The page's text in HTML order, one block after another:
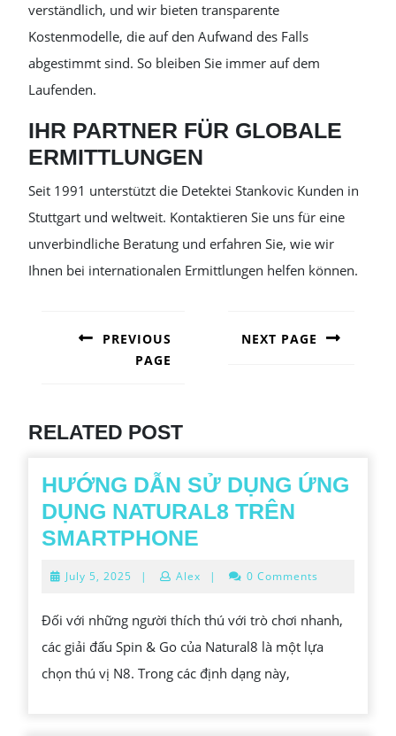
verständlich, und wir bieten transparente
Kostenmodelle, die auf den Aufwand des Falls
abgestimmt sind. So bleiben Sie immer auf dem
Laufenden.
IHR PARTNER FÜR GLOBALE
ERMITTLUNGEN
Seit 1991 unterstützt die Detektei Stankovic Kunden in
Stuttgart und weltweit. Kontaktieren Sie uns für eine
unverbindliche Beratung und erfahren Sie, wie wir
Ihnen bei internationalen Ermittlungen helfen können.
NAVIGATION
PREVIOUS
PAGE
NEXT PAGE
RELATED POST
HƯỚNG DẪN SỬ DỤNG ỨNG
DỤNG NATURAL8 TRÊN
SMARTPHONE
SỬ
DỤNG
ỨNG
DỤNG
July 5, 2025 July| Alex | 0 Comments
Đối với những người thích thú với trò chơi nhanh,
các giải đấu Spin & Go của Natural8 là một lựa
chọn thú vị N8. Trong các định dạng này,